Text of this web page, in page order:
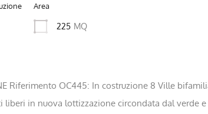
Area
225 MQ
Riferimento OC445: In costruzione 8 Ville
in nuova lottizzazione circondata dal verde e